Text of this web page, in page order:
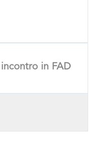
in FAD